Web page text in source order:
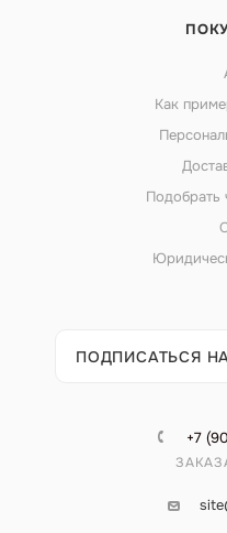
Как
Подобрать
ПОДПИСАТЬСЯ
+7